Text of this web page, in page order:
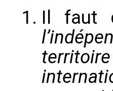
Il faut